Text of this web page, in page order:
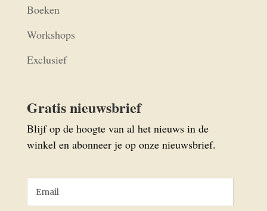
Boeken
Workshops
Exclusief
Gratis nieuwsbrief
Blijf op de hoogte van al het nieuws in de
winkel en abonneer je op onze nieuwsbrief.